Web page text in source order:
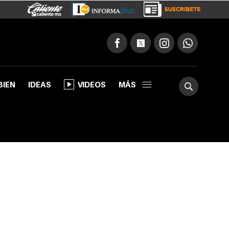
IDEAS VIDEOS MÁS